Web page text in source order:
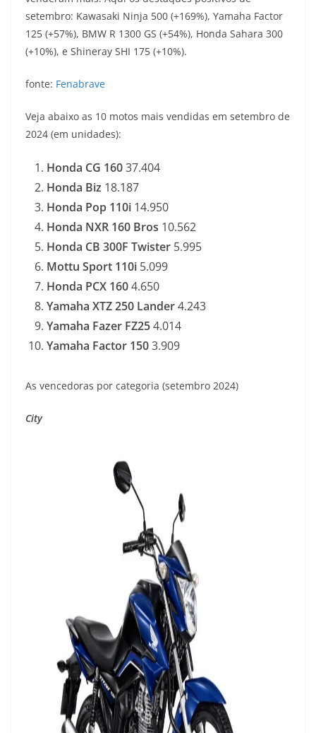
setembro: Kawasaki Ninja 500 (+169%), Yamaha Factor
125 (+57%), BMW R 1300 GS (+54%), Honda Sahara 300
(+10%), e Shineray SHI 175 (+10%).
fonte: Fenabrave
Veja abaixo as 10 motos mais vendidas em setembro de
2024 (em unidades):
Honda CG 16037.404
Honda Biz 18.187
Honda Pop 110i 14.950
Honda NXR 160 Bros 10.562
Honda CB 300F Twister 5.995
Mottu Sport 110i 5.099
Honda PCX 1604.650
Yamaha XTZ 250 Lander4.243
Yamaha Fazer FZ254.014
Yamaha Factor 1503.909
As vencedoras por categoria (setembro 2024)
City